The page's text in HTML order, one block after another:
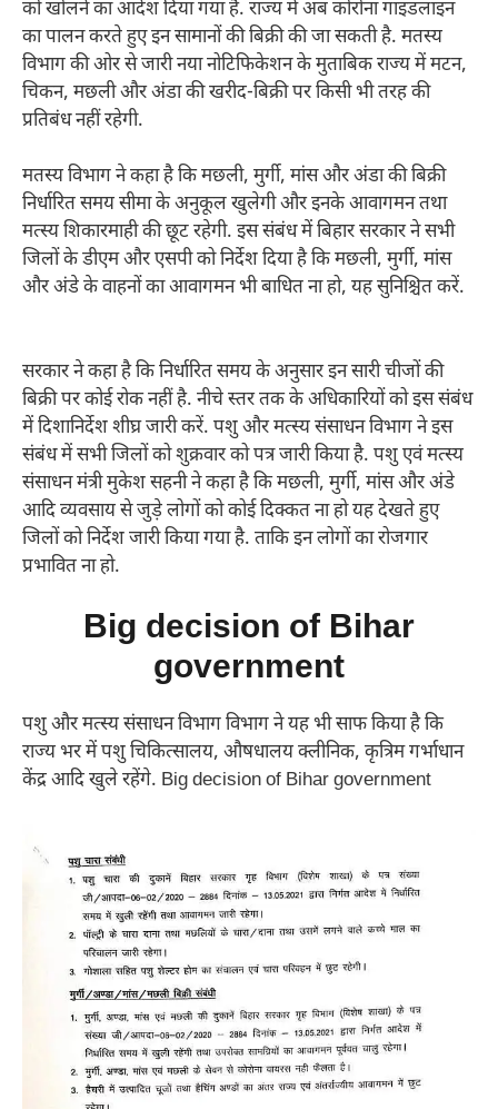
को खोलने का आदेश दिया गया है. राज्य में अब कोरोना गाइडलाइन
का पालन करते हुए इन सामानों की बिक्री की जा सकती है. मतस्य
विभाग की ओर से जारी नया नोटिफिकेशन के मुताबिक राज्य में मटन,
चिकन, मछली और अंडा की खरीद-बिक्री पर किसी भी तरह की
प्रतिबंध नहीं रहेगी.
मतस्य विभाग ने कहा है कि मछली, मुर्गी, मांस और अंडा की बिक्री
निर्धारित समय सीमा के अनुकूल खुलेगी और इनके आवागमन तथा
मत्स्य शिकारमाही की छूट रहेगी. इस संबंध में बिहार सरकार ने सभी
जिलों के डीएम और एसपी को निर्देश दिया है कि मछली, मुर्गी, मांस
और अंडे के वाहनों का आवागमन भी बाधित ना हो, यह सुनिश्चित करें.
सरकार ने कहा है कि निर्धारित समय के अनुसार इन सारी चीजों की
बिक्री पर कोई रोक नहीं है. नीचे स्तर तक के अधिकारियों को इस संबंध
में दिशानिर्देश शीघ्र जारी करें. पशु और मत्स्य संसाधन विभाग ने इस
संबंध में सभी जिलों को शुक्रवार को पत्र जारी किया है. पशु एवं मत्स्य
संसाधन मंत्री मुकेश सहनी ने कहा है कि मछली, मुर्गी, मांस और अंडे
आदि व्यवसाय से जुड़े लोगों को कोई दिक्कत ना हो यह देखते हुए
जिलों को निर्देश जारी किया गया है. ताकि इन लोगों का रोजगार
प्रभावित ना हो.
Big decision of Bihar
government
पशु और मत्स्य संसाधन विभाग विभाग ने यह भी साफ किया है कि
राज्य भर में पशु चिकित्सालय, औषधालय क्लीनिक, कृत्रिम गर्भाधान
केंद्र आदि खुले रहेंगे. Big decision of Bihar government